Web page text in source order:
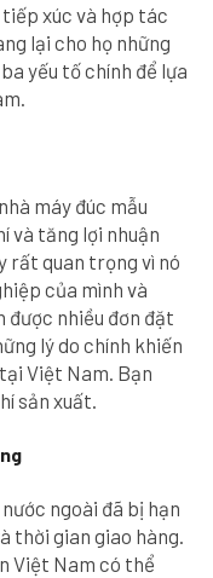
xúc và hợp tác
lại cho họ những
yếu tố chính để lựa
máy đúc mẫu
và tăng lợi nhuận
rất quan trọng vì nó
của mình và
nhiều đơn đặt
lý do chính khiến
Việt Nam. Bạn
sản xuất.
ngoài đã bị hạn
thời gian giao hàng.
Việt Nam có thể